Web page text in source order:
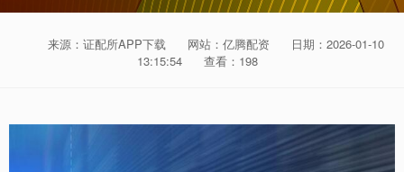
来源：证配所APP下载 网站：亿腾配资
日期：2026-01-10
13:15:54
查看：198